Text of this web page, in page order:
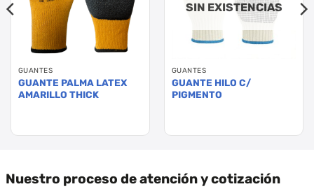
GUANTES
GUANTE PALMA LATEX
AMARILLO THICK
SIN EXISTENCIAS
GUANTES
GUANTE HILO C/
PIGMENTO
Nuestro proceso de atención y cotización